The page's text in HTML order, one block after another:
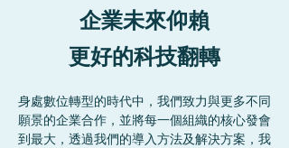
企業未來仰賴
更好的科技翻轉
身處數位轉型的時代中，我們致力與更多不同
願景的企業合作，並將每一個組織的核心發會
到最大，透過我們的導入方法及解決方案，我